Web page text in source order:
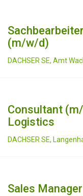
(m/w/d)
DACHSER SE, Amt
Consultant
Logistics
DACHSER SE,
Sales